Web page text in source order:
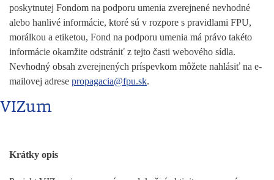
poskytnutej Fondom na podporu umenia zverejnené nevhodné
alebo hanlivé informácie, ktoré sú v rozpore s pravidlami FPU,
morálkou a etiketou, Fond na podporu umenia má právo takéto
informácie okamžite odstrániť z tejto časti webového sídla.
Nevhodný obsah zverejnených príspevkom môžete nahlásiť na e-
mailovej adrese propagacia@fpu.sk.
VIZum
Krátky opis